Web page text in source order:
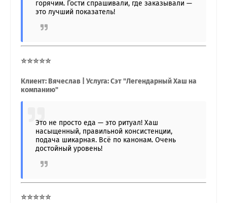
горячим. Гости спрашивали, где заказывали —
это лучший показатель!
⭐⭐⭐⭐⭐
Клиент: Вячеслав | Услуга: Сэт "Легендарный Хаш на
компанию"
Это не просто еда — это ритуал! Хаш
насыщенный, правильной консистенции,
подача шикарная. Всё по канонам. Очень
достойный уровень!
⭐⭐⭐⭐⭐